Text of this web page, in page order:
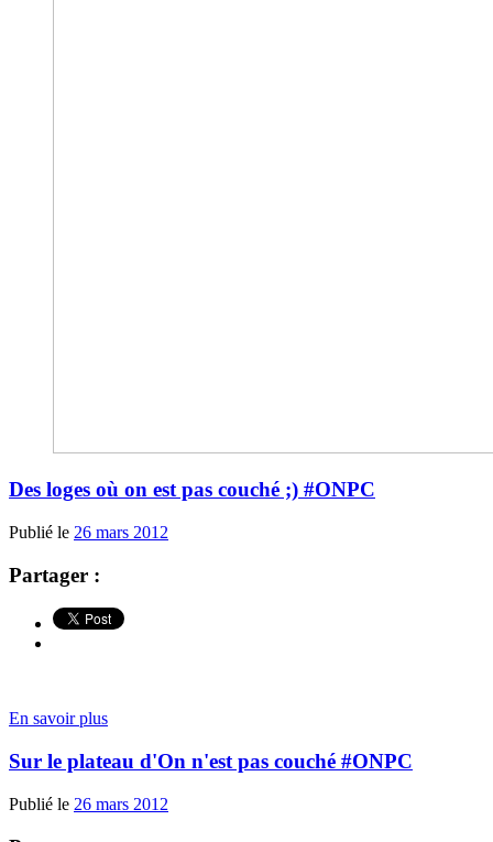
Des loges où on est pas couché ;) #ONPC
Publié le 26 mars 2012
Partager :
En savoir plus
Sur le plateau d'On n'est pas couché #ONPC
Publié le 26 mars 2012